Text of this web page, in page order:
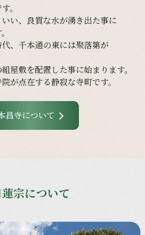
。
いい、 良質な水が湧き出た事に
、 千本通の東には聚落第が
組屋敷を配置した事に始まります。
が点在する静寂な寺町です。
昌寺について
蓮宗について